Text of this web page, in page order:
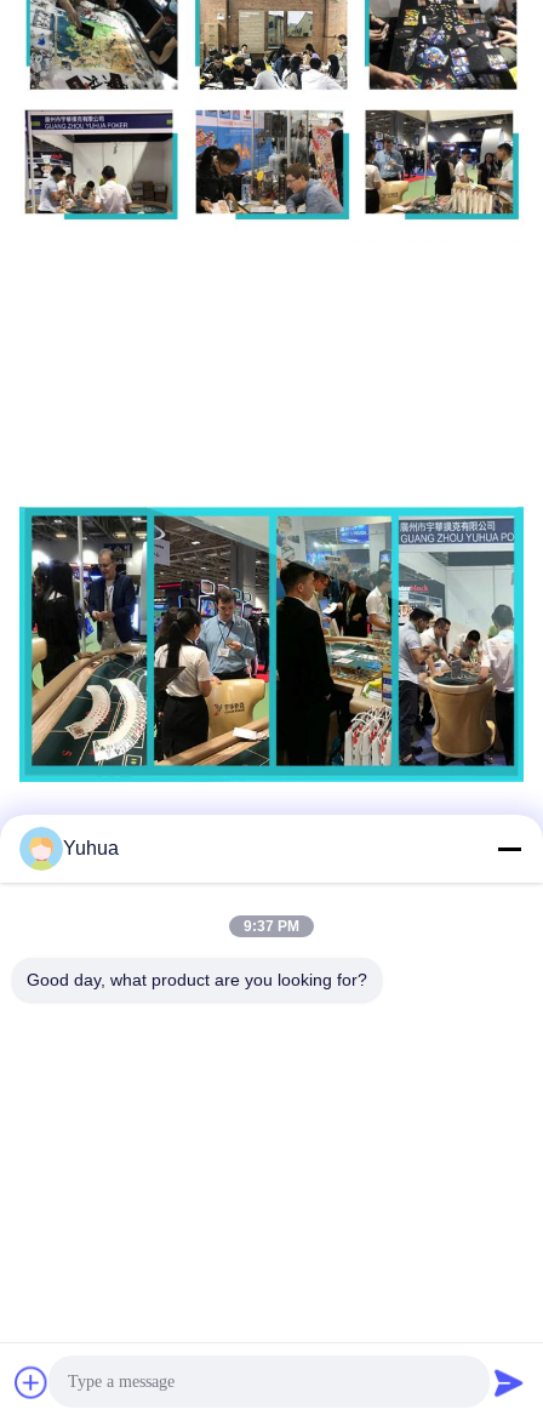
Yuhua
9:37 PM
Good day, what product are you looking for?